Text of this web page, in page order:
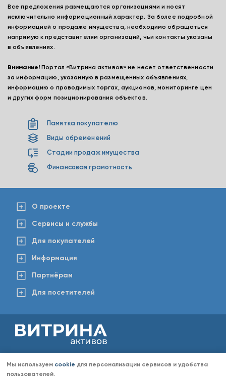
Все предложения размещаются организациями и носят
исключительно информационный характер. За более подробной
информацией о продаже имущества, необходимо обращаться
напрямую к представителям организаций, чьи контакты указаны
в объявлениях.
Внимание! Портал «Витрина активов» не несет ответственности
за информацию, указанную в размещенных объявлениях,
информацию о проводимых торгах, аукционов, мониторинге цен
и других форм позиционирования объектов.
Памятка покупателю
Виды обременений
Стадии продаж имущества
Финансовая грамотность
О проекте
Сервисы и службы
Для покупателей
Информация
Партнёрам
Для посетителей
является публичной офертой, определяемой положениями Статьи 437 Гражданского кодекса РФ.
Любое копирование информации с сайта разрешено только с согласия администрации «Витрина
Мы используем cookie для персонализации сервисов и удобства
пользователей.